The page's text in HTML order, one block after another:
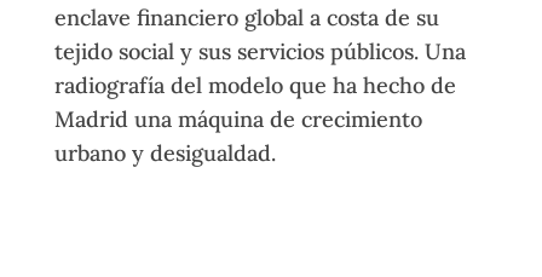
enclave financiero global a costa de su
tejido social y sus servicios públicos. Una
radiografía del modelo que ha hecho de
Madrid una máquina de crecimiento
urbano y desigualdad.